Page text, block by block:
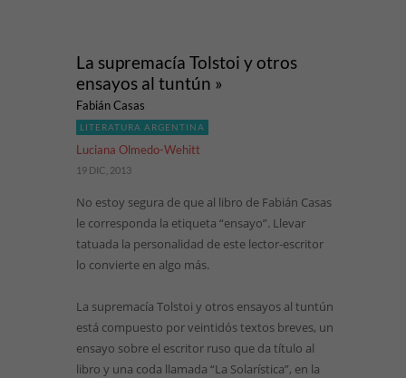
La supremacía Tolstoi y otros
ensayos al tuntún »
Fabián Casas
LITERATURA ARGENTINA
Luciana Olmedo-Wehitt
19 DIC, 2013
No estoy segura de que al libro de Fabián Casas
le corresponda la etiqueta “ensayo”. Llevar
tatuada la personalidad de este lector-escritor
lo convierte en algo más.
La supremacía Tolstoi y otros ensayos al tuntún
está compuesto por veintidós textos breves, un
ensayo sobre el escritor ruso que da título al
libro y una coda llamada “La Solarística”, en la